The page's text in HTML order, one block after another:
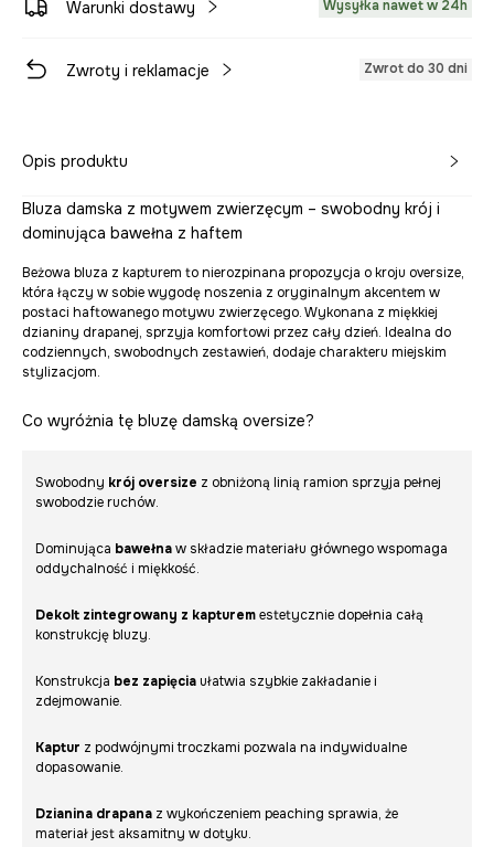
Warunki dostawy Wysyłka nawet w 24h
Zwroty i reklamacje Zwrot do 30 dni
Opis produktu
Bluza damska z motywem zwierzęcym – swobodny krój i
dominująca bawełna z haftem
Beżowa bluza z kapturem to nierozpinana propozycja o kroju oversize,
która łączy w sobie wygodę noszenia z oryginalnym akcentem w
postaci haftowanego motywu zwierzęcego. Wykonana z miękkiej
dzianiny drapanej, sprzyja komfortowi przez cały dzień. Idealna do
codziennych, swobodnych zestawień, dodaje charakteru miejskim
stylizacjom.
Co wyróżnia tę bluzę damską oversize?
Swobodny krój oversize z obniżoną linią ramion sprzyja pełnej
swobodzie ruchów.
Dominująca bawełnaw składzie materiału głównego wspomaga
oddychalność i miękkość.
Dekolt zintegrowany z kapturemestetycznie dopełnia całą
konstrukcję bluzy.
Konstrukcja bez zapięcia ułatwia szybkie zakładanie i
zdejmowanie.
Kaptur z podwójnymi troczkami pozwala na indywidualne
dopasowanie.
Dzianina drapana z wykończeniem peaching sprawia, że
materiał jest aksamitny w dotyku.